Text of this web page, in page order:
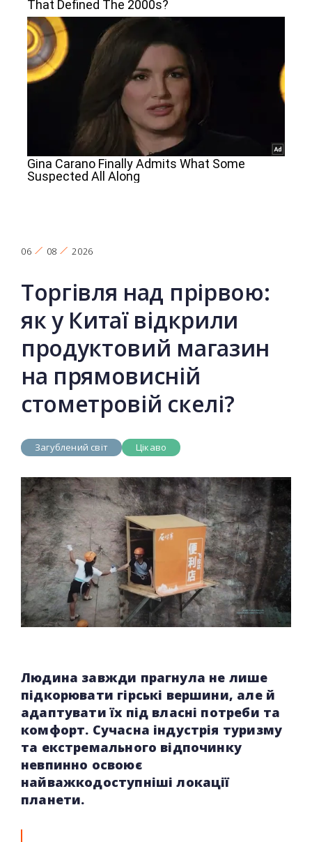
06 08 2026
Торгівля над прірвою:
як у Китаї відкрили
продуктовий магазин
на прямовисній
стометровій скелі?
Загублений світ Цікаво
Людина завжди прагнула не лише
підкорювати гірські вершини, але й
адаптувати їх під власні потреби та
комфорт. Сучасна індустрія туризму
та екстремального відпочинку
невпинно освоює
найважкодоступніші локації
планети.